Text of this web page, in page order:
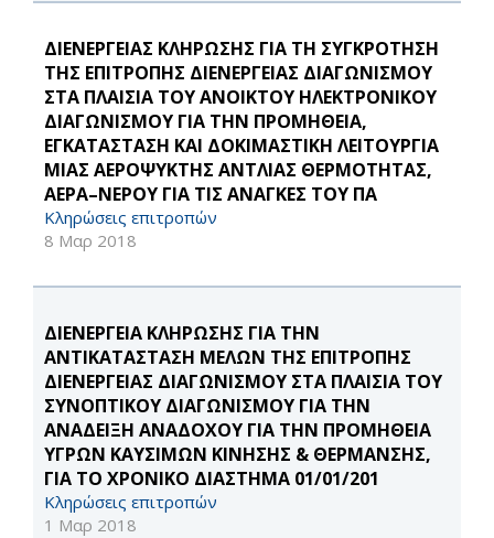
ΔΙΕΝΕΡΓΕΙΑΣ ΚΛΗΡΩΣΗΣ ΓΙΑ ΤΗ ΣΥΓΚΡΟΤΗΣΗ
ΤΗΣ ΕΠΙΤΡΟΠΗΣ ΔΙΕΝΕΡΓΕΙΑΣ ΔΙΑΓΩΝΙΣΜΟΥ
ΣΤΑ ΠΛΑΙΣΙΑ ΤΟΥ ΑΝΟΙΚΤΟΥ ΗΛΕΚΤΡΟΝΙΚΟΥ
ΔΙΑΓΩΝΙΣΜΟΥ ΓΙΑ ΤΗΝ ΠΡΟΜΗΘΕΙΑ,
ΕΓΚΑΤΑΣΤΑΣΗ ΚΑΙ ΔΟΚΙΜΑΣΤΙΚΗ ΛΕΙΤΟΥΡΓΙΑ
ΜΙΑΣ ΑΕΡΟΨΥΚΤΗΣ ΑΝΤΛΙΑΣ ΘΕΡΜΟΤΗΤΑΣ,
ΑΕΡΑ–ΝΕΡΟΥ ΓΙΑ ΤΙΣ ΑΝΑΓΚΕΣ ΤΟΥ ΠA
Κληρώσεις επιτροπών
8 Μαρ 2018
ΔΙΕΝΕΡΓΕΙΑ ΚΛΗΡΩΣΗΣ ΓΙΑ ΤΗΝ
ΑΝΤΙΚΑΤΑΣΤΑΣΗ ΜΕΛΩΝ ΤΗΣ ΕΠΙΤΡΟΠΗΣ
ΔΙΕΝΕΡΓΕΙΑΣ ΔΙΑΓΩΝΙΣΜΟΥ ΣΤΑ ΠΛΑΙΣΙΑ ΤΟΥ
ΣΥΝΟΠΤΙΚΟΥ ΔΙΑΓΩΝΙΣΜΟΥ ΓΙΑ ΤΗΝ
ΑΝΑΔΕΙΞΗ ΑΝΑΔΟΧΟΥ ΓΙΑ ΤΗΝ ΠΡΟΜΗΘΕΙΑ
ΥΓΡΩΝ ΚΑΥΣΙΜΩΝ ΚΙΝΗΣΗΣ & ΘΕΡΜΑΝΣΗΣ,
ΓΙΑ ΤΟ ΧΡΟΝΙΚΟ ΔΙΑΣΤΗΜΑ 01/01/201
Κληρώσεις επιτροπών
1 Μαρ 2018